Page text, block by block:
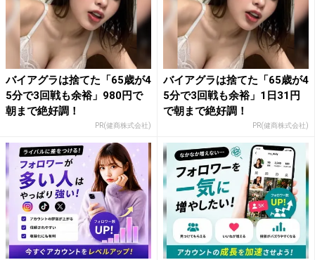
バイアグラは捨てた「65歳が4
5分で3回戦も余裕」980円で
朝まで絶好調！
PR(健商株式会社)
バイアグラは捨てた「65歳が4
5分で3回戦も余裕」1日31円
で朝まで絶好調！
PR(健商株式会社)